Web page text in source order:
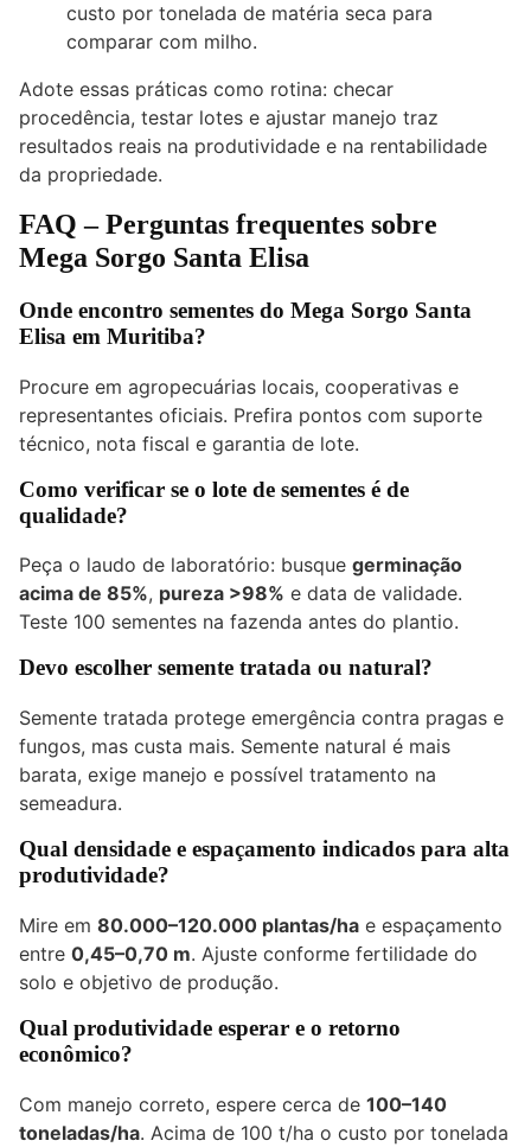
custo por tonelada de matéria seca para
comparar com milho.
Adote essas práticas como rotina: checar
procedência, testar lotes e ajustar manejo traz
resultados reais na produtividade e na rentabilidade
da propriedade.
FAQ – Perguntas frequentes sobre
Mega Sorgo Santa Elisa
Onde encontro sementes do Mega Sorgo Santa
Elisa em Muritiba?
Procure em agropecuárias locais, cooperativas e
representantes oficiais. Prefira pontos com suporte
técnico, nota fiscal e garantia de lote.
Como verificar se o lote de sementes é de
qualidade?
Peça o laudo de laboratório: busque germinação
acima de 85%, pureza >98% e data de validade.
Teste 100 sementes na fazenda antes do plantio.
Devo escolher semente tratada ou natural?
Semente tratada protege emergência contra pragas e
fungos, mas custa mais. Semente natural é mais
barata, exige manejo e possível tratamento na
semeadura.
Qual densidade e espaçamento indicados para alta
produtividade?
Mire em 80.000–120.000 plantas/ha e espaçamento
entre 0,45–0,70 m. Ajuste conforme fertilidade do
solo e objetivo de produção.
Qual produtividade esperar e o retorno
econômico?
Com manejo correto, espere cerca de 100–140
toneladas/ha. Acima de 100 t/ha o custo por tonelada